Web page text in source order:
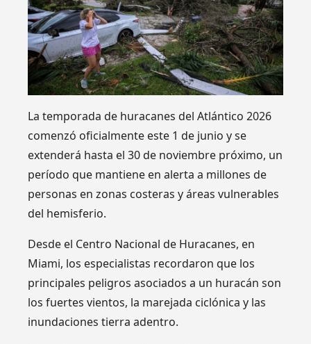
La temporada de huracanes del Atlántico 2026
comenzó oficialmente este 1 de junio y se
extenderá hasta el 30 de noviembre próximo, un
período que mantiene en alerta a millones de
personas en zonas costeras y áreas vulnerables
del hemisferio.
Desde el Centro Nacional de Huracanes, en
Miami, los especialistas recordaron que los
principales peligros asociados a un huracán son
los fuertes vientos, la marejada ciclónica y las
inundaciones tierra adentro.